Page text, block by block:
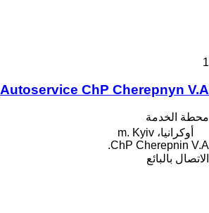
1
Autoservice ChP Cherepnyn V.A
محطة الخدمة
أوكرانيا، m. Kyiv
ChP Cherepnin V.A.
الاتصال بالبائع